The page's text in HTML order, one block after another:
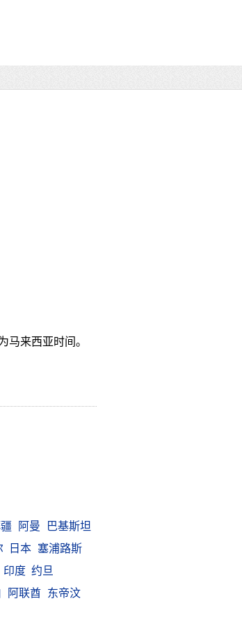
马来西亚时间。
阿曼
巴基斯坦
日本 塞浦路斯
印度 约旦
阿联酋
东帝汶